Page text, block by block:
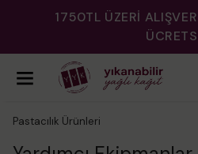
1750TL ÜZERİ
Pastacılık Ürünleri